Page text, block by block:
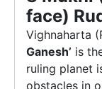
face)
Vighnaharta
Ganesh’ is
ruling planet
obstacles in